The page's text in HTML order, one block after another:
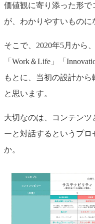
価値観に寄り添った形で
が、わかりやすいものに
そこで、2020年5月から
「Work＆Life」「
もとに、当初の設計か
と思います。
大切なのは、コンテン
ーと対話するというプロ
か。